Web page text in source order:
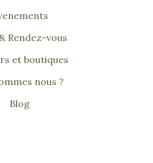
Rendez-vous
et boutiques
nous ?
Blog